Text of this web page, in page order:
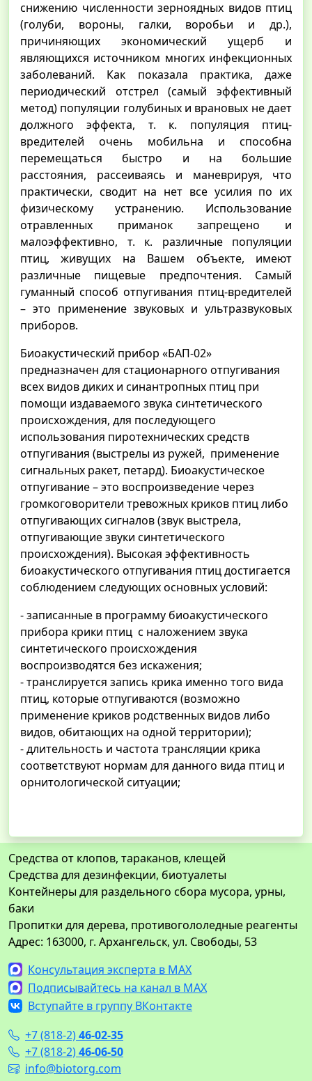
снижению численности зерноядных видов птиц
(голуби, вороны, галки, воробьи и др.),
причиняющих экономический ущерб и
являющихся источником многих инфекционных
заболеваний. Как показала практика, даже
периодический отстрел (самый эффективный
метод) популяции голубиных и врановых не дает
должного эффекта, т. к. популяция птиц-
вредителей очень мобильна и способна
перемещаться быстро и на большие
расстояния, рассеиваясь и маневрируя, что
практически, сводит на нет все усилия по их
физическому устранению. Использование
отравленных приманок запрещено и
малоэффективно, т. к. различные популяции
птиц, живущих на Вашем объекте, имеют
различные пищевые предпочтения. Самый
гуманный способ отпугивания птиц-вредителей
– это применение звуковых и ультразвуковых
приборов.
Биоакустический прибор «БАП-02»
предназначен для стационарного отпугивания
всех видов диких и синантропных птиц при
помощи издаваемого звука синтетического
происхождения, для последующего
использования пиротехнических средств
отпугивания (выстрелы из ружей, применение
сигнальных ракет, петард). Биоакустическое
отпугивание – это воспроизведение через
громкоговорители тревожных криков птиц либо
отпугивающих сигналов (звук выстрела,
отпугивающие звуки синтетического
происхождения). Высокая эффективность
биоакустического отпугивания птиц достигается
соблюдением следующих основных условий:
- записанные в программу биоакустического
прибора крики птиц с наложением звука
синтетического происхождения
воспроизводятся без искажения;
- транслируется запись крика именно того вида
птиц, которые отпугиваются (возможно
применение криков родственных видов либо
видов, обитающих на одной территории);
- длительность и частота трансляции крика
соответствуют нормам для данного вида птиц и
орнитологической ситуации;
Средства от клопов, тараканов, клещей
Средства для дезинфекции, биотуалеты
Контейнеры для раздельного сбора мусора, урны,
баки
Пропитки для дерева, противогололедные реагенты
Адрес: 163000, г. Архангельск, ул. Свободы, 53
Консультация эксперта в MAX
Подписывайтесь на канал в MAX
Вступайте в группу ВКонтакте
+7 (818-2)46-02-35
+7 (818-2)46-06-50
info@biotorg.com